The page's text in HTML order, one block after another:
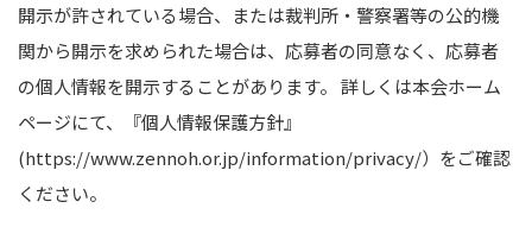
開示が許されている場合、または裁判所・警察署等の公的機
関から開示を求められた場合は、応募者の同意なく、応募者
の個人情報を開示することがあります。 詳しくは本会ホーム
ページにて、『個人情報保護方針』
(https://www.zennoh.or.jp/information/privacy/）をご確認
ください。